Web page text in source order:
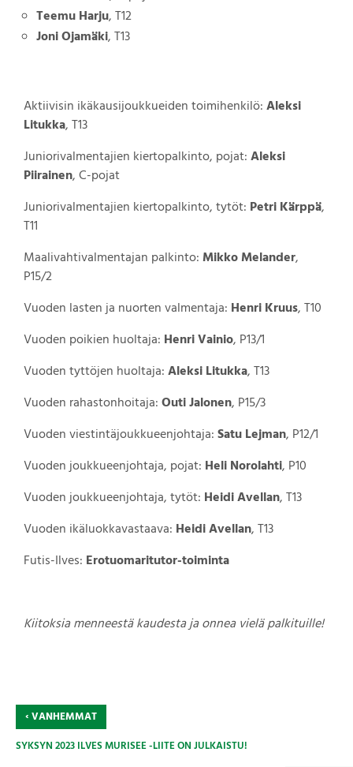
Teemu Harju, T12
Joni Ojamäki, T13
Aktiivisin ikäkausijoukkueiden toimihenkilö:Aleksi
Litukka, T13
Juniorivalmentajien kiertopalkinto, pojat:Aleksi
Piirainen, C-pojat
Juniorivalmentajien kiertopalkinto, tytöt: Petri Kärppä,
T11
Maalivahtivalmentajan palkinto:Mikko Melander,
P15/2
Vuoden lasten ja nuorten valmentaja: Henri Kruus, T10
Vuoden poikien huoltaja: Henri Vainio, P13/1
Vuoden tyttöjen huoltaja:Aleksi Litukka, T13
Vuoden rahastonhoitaja:Outi Jalonen, P15/3
Vuoden viestintäjoukkueenjohtaja:Satu Lejman, P12/1
Vuoden joukkueenjohtaja, pojat: Heli Norolahti, P10
Vuoden joukkueenjohtaja, tytöt: Heidi Avellan, T13
Vuoden ikäluokkavastaava: Heidi Avellan, T13
Futis-Ilves: Erotuomaritutor-toiminta
Kiitoksia menneestä kaudesta ja onnea vielä palkituille!
‹VANHEMMAT
SYKSYN 2023 ILVES MURISEE -LIITE ON JULKAISTU!